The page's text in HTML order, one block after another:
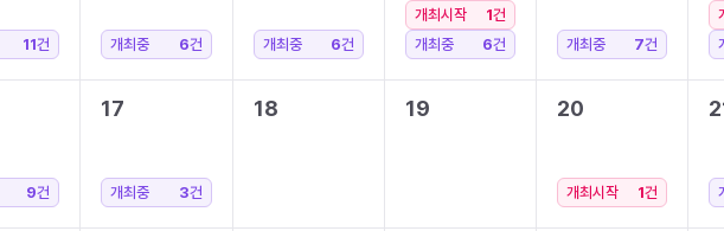
11건 개최중 6건 개최중 6건
개최시작 1건
개최중
6건 개최중 7건
9건
17
개최중 3건
18 19 20
개최시작 1건